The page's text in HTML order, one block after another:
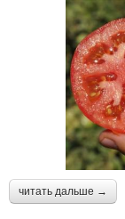
читать дальше →